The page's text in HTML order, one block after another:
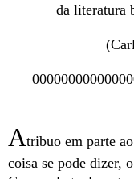
da literatura
Atribuo em parte
coisa se pode dizer,